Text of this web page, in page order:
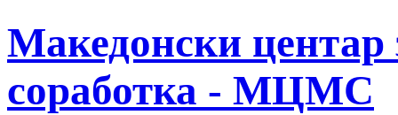
Македонски центар
соработка - МЦМС